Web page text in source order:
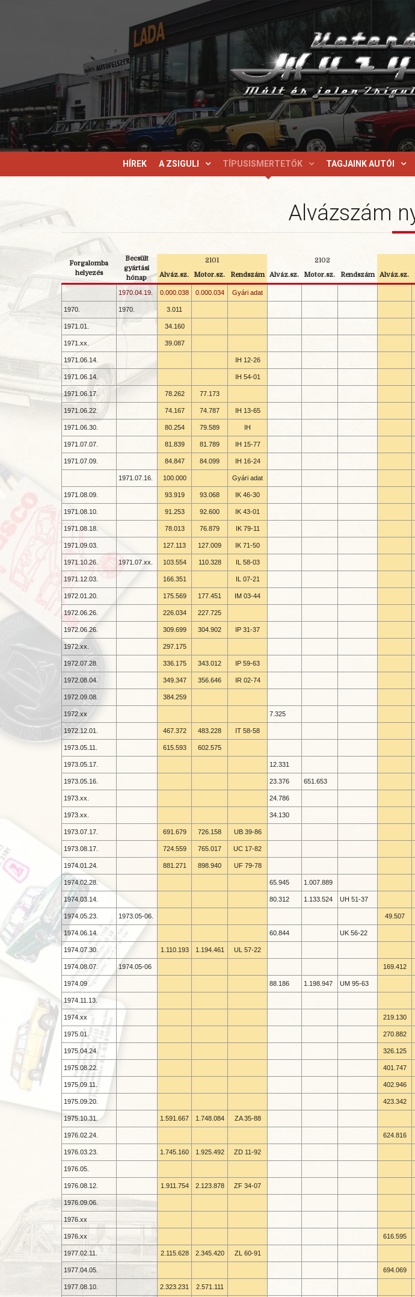
HÍREK A ZSIGULI TÍPUSISMERTETŐK TAGJAINK AUTÓI
Alvázszám
Forgalomba
helyezés
Becsült
gyártási
hónap
2101 2102
Alváz.sz.
Motor.sz. Rendszám Alváz.sz. Motor.sz. Rendszám Alváz.sz.
1970.04.19. 0.000.038 0.000.034 Gyári adat
1970. 1970. 3.011
1971.01. 34.160
1971.xx. 39.087
1971.06.14. IH 12-26
1971.06.14. IH 54-01
1971.06.17. 78.262 77.173
1971.06.22. 74.167 74.787 IH 13-65
1971.06.30. 80.254 79.589 IH
1971.07.07. 81.839 81.789 IH 15-77
1971.07.09. 84.847 84.099 IH 16-24
1971.07.16. 100.000 Gyári adat
1971.08.09. 93.919 93.068 IK 46-30
1971.08.10. 91.253 92.600 IK 43-01
1971.08.18. 78.013 76.879 IK 79-11
1971.09.03. 127.113 127.009 IK 71-50
1971.10.26. 1971.07.xx. 103.554 110.328 IL 58-03
1971.12.03. 166.351 IL 07-21
1972.01.20. 175.569 177.451 IM 03-44
1972.06.26. 226.034 227.725
1972.06.26. 309.699 304.902 IP 31-37
1972.xx. 297.175
1972.07.28. 336.175 343.012 IP 59-63
1972.08.04. 349.347 356.646 IR 02-74
1972.09.08. 384.259
1972.xx 7.325
1972.12.01. 467.372 483.228 IT 58-58
1973.05.11. 615.593 602.575
1973.05.17. 12.331
1973.05.16. 23.376 651.653
1973.xx. 24.786
1973.xx. 34.130
1973.07.17. 691.679 726.158 UB 39-86
1973.08.17. 724.559 765.017 UC 17-82
1974.01.24. 881.271 898.940 UF 79-78
1974.02.28. 65.945 1.007.889
1974.03.14. 80.312 1.133.524 UH 51-37
1974.05.23. 1973.05-06. 49.507
1974.06.14. 60.844 UK 56-22
1974.07.30. 1.110.193 1.194.461 UL 57-22
1974.08.07. 1974.05-06 169.412
1974.09 88.186 1.198.947 UM 95-63
1974.11.13.
1974.xx 219.130
1975.01. 270.882
1975.04.24. 326.125
1975.08.22. 401.747
1975.09.11. 402.946
1975.09.20. 423.342
1975.10.31. 1.591.667 1.748.084 ZA 35-88
1976.02.24. 624.816
1976.03.23. 1.745.160 1.925.492 ZD 11-92
1976.05.
1976.08.12. 1.911.754 2.123.878 ZF 34-07
1976.09.06.
1976.xx
1976.xx 616.595
1977.02.11. 2.115.628 2.345.420 ZL 60-91
1977.04.05. 694.069
1977.08.10. 2.323.231 2.571.111